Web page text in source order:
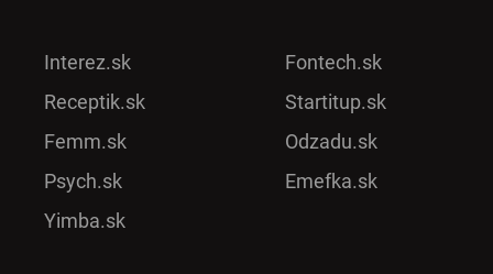
Interez.sk
Receptik.sk
Femm.sk
Psych.sk
Yimba.sk
Fontech.sk
Startitup.sk
Odzadu.sk
Emefka.sk